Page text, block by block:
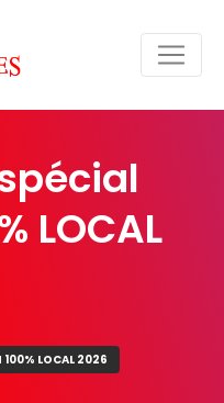
LOCAL
100% LOCAL 2026